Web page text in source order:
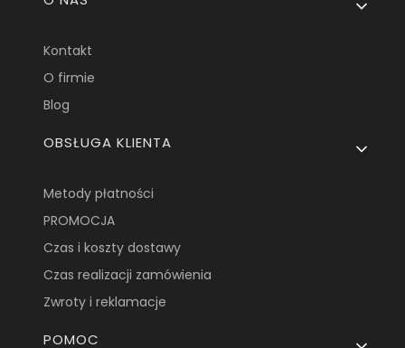
Kontakt
O firmie
Blog
OBSŁUGA KLIENTA
Metody płatności
PROMOCJA
Czas i koszty dostawy
Czas realizacji zamówienia
Zwroty i reklamacje
POMOC